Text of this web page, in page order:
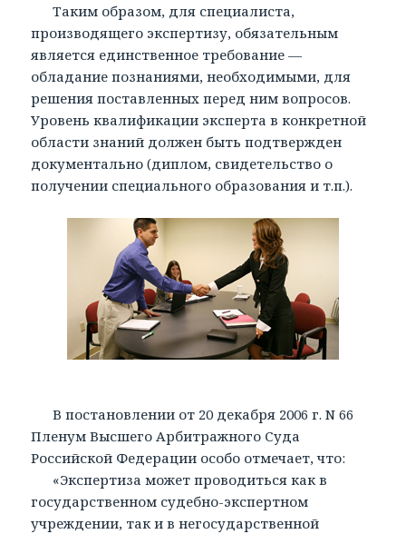
Таким образом, для специалиста,
производящего экспертизу, обязательным
является единственное требование —
обладание познаниями, необходимыми, для
решения поставленных перед ним вопросов.
Уровень квалификации эксперта в конкретной
области знаний должен быть подтвержден
документально (диплом, свидетельство о
получении специального образования и т.п.).
В постановлении от 20 декабря 2006 г. N 66
Пленум Высшего Арбитражного Суда
Российской Федерации особо отмечает, что:
«Экспертиза может проводиться как в
государственном судебно-экспертном
учреждении, так и в негосударственной